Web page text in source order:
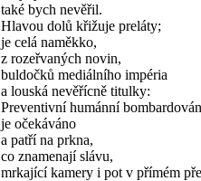
také bych nevěřil.
Hlavou dolů křižuje preláty;
je celá naměkko,
z rozeřvaných novin,
buldočků mediálního impéria
a louská nevěřícně titulky:
Preventivní humánní
je očekáváno
a patří na prkna,
co znamenají slávu,
mrkající kamery i pot v přímém